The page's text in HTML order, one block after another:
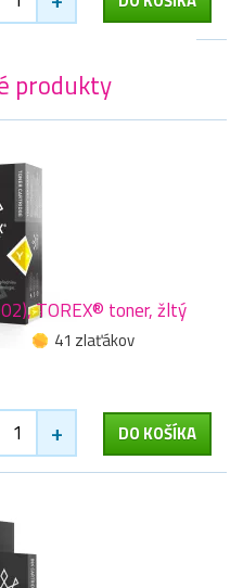
produkty
TOREX® toner, žltý
41 zlaťákov
+ DO KOŠÍKA